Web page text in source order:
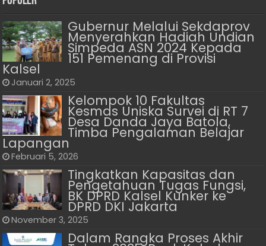
Gubernur Melalui Sekdaprov
Menyerahkan Hadiah Undian
Simpeda ASN 2024 Kepada
151 Pemenang di Provisi
Kalsel
Januari 2, 2025
Kelompok 10 Fakultas
Kesmas Uniska Survei di RT 7
Desa Danda Jaya Batola,
Timba Pengalaman Belajar
Lapangan
Februari 5, 2026
Tingkatkan Kapasitas dan
Pengetahuan Tugas Fungsi,
BK DPRD Kalsel Kunker ke
DPRD DKI Jakarta
November 3, 2025
Dalam Rangka Proses Akhir